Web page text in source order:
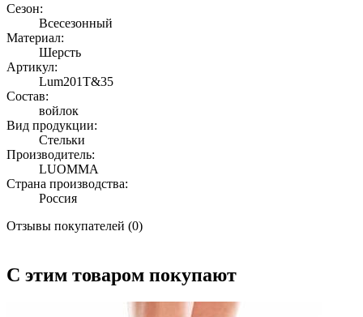
Сезон:
Всесезонный
Материал:
Шерсть
Артикул:
Lum201T&35
Состав:
войлок
Вид продукции:
Стельки
Производитель:
LUOMMA
Страна производства:
Россия
Отзывы покупателей (0)
С этим товаром покупают